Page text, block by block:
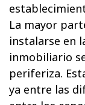
La mayor
instalarse en
inmobiliario
periferiza.
ya entre las